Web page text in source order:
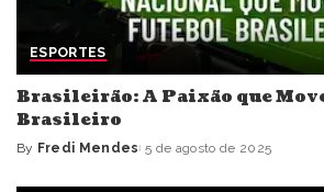
ESPORTES
Brasileirão: A Paixão que
Brasileiro
Posted
By Fredi Mendes 5 de agosto de 2025